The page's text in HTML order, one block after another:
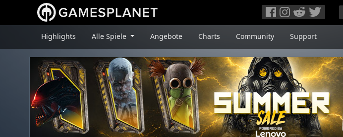
Highlights Alle Spiele Angebote Charts Community Support